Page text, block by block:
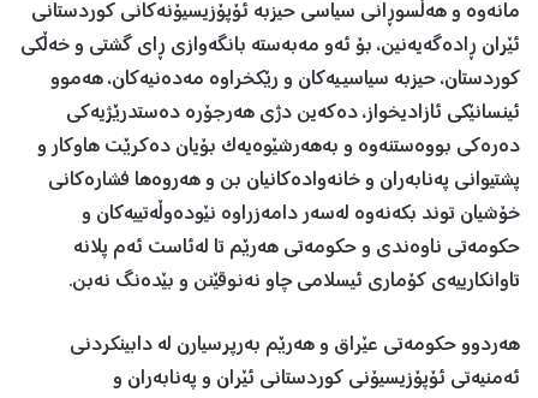
مانەوە و هەڵسوڕانی سیاسی حیزبە ئۆپۆزیسیۆنەکانی کوردستانی
ئێران ڕادەگەیەنین، بۆ ئەو مەبەستە بانگەوازی ڕای گشتی و خەڵکی
کوردستان، حیزبە سیاسیـیەکان و رێکخراوە مەدەنیەکان، هەموو
ئینسانێکی ئازادیخواز، دەکەین دژی هەرجۆرە دەستدرێژیەکی
دەرەکی بووەستنەوە و بەهەرشێوەیەک بۆیان دەکرێت هاوکار و
پشتیوانی پەنابەران و خانەوادەکانیان بن و هەروەها فشارەکانی
خۆشیان توند بکەنەوە لەسەر دامەزراوە نێودەوڵەتییەکان و
حکومەتی ناوەندی و حکومەتی هەرێم تا لەئاست ئەم پلانە
تاوانکارییەی کۆماری ئیسلامی چاو نەنوقێنن و بێدەنگ نەبن.
هەردوو حکومەتی عێراق و هەرێم بەرپرسیارن لە دابینکردنی
ئەمنیەتی ئۆپۆزیسیۆنی کوردستانی ئێران و پەنابەران و